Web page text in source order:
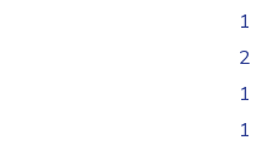
1
2
1
1